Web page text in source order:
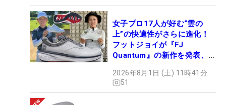
女子プロ17人が好む“雲の
上”の快適性がさらに進化！
フットジョイが『FJ
Quantum』の新作を発表、8
2026年8月1日 (土) 11時41分
51